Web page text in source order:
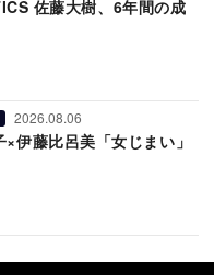
佐藤大樹、6年間の成
2026.08.06
伊藤比呂美「女じまい」